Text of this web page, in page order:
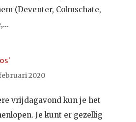
(Deventer, Colmschate,
2020
vrijdagavond kun je het
Je kunt er gezellig